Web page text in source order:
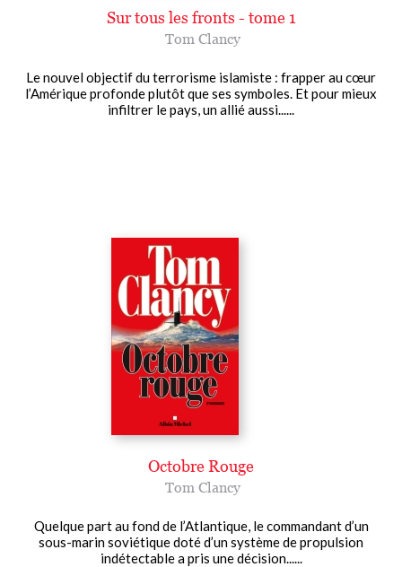
Sur tous les fronts - tome 1
Tom Clancy
Le nouvel objectif du terrorisme islamiste : frapper au cœur
l’Amérique profonde plutôt que ses symboles. Et pour mieux
infiltrer le pays, un allié aussi......
Octobre Rouge
Tom Clancy
Quelque part au fond de l’Atlantique, le commandant d’un
sous-marin soviétique doté d’un système de propulsion
indétectable a pris une décision......